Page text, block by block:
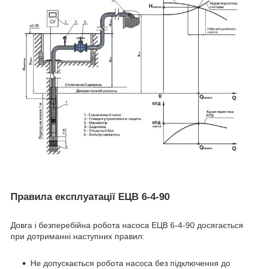
Правила експлуатації ЕЦВ 6-4-90
Довга і безперебійна робота насоса ЕЦВ 6-4-90 досягається
при дотриманні наступних правил:
Не допускається робота насоса без підключення до